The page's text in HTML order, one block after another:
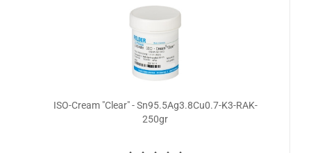
ISO-Cream "Clear" - Sn95.5Ag3.8Cu0.7-K3-RAK-
250gr